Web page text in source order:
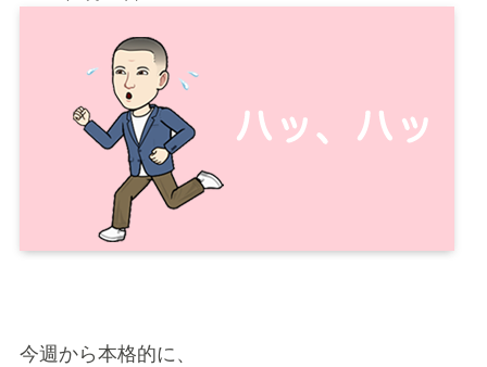
今週から本格的に、